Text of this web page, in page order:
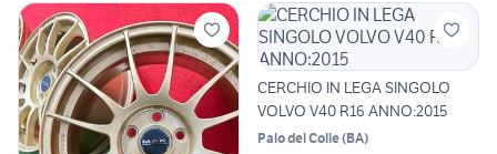
CERCHIO IN LEGA SINGOLO
VOLVO V40 R16 ANNO:2015
Palo del Colle(BA)